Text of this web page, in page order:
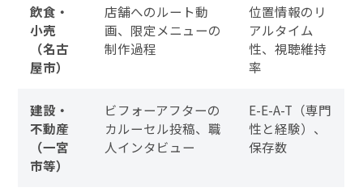
飲食・
小売
（名古
屋市）
店舗へのルート動
画、限定メニューの
制作過程
位置情報のリ
アルタイム
性、視聴維持
率
建設・
不動産
（一宮
市等）
ビフォーアフターの
カルーセル投稿、職
人インタビュー
E-E-A-T（専門
性と経験）、
保存数